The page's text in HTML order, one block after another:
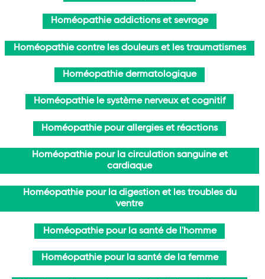
Homéopathie addictions et sevrage
Homéopathie contre les douleurs et les traumatismes
Homéopathie dermatologique
Homéopathie le système nerveux et cognitif
Homéopathie pour allergies et réactions
Homéopathie pour la circulation sanguine et
cardiaque
Homéopathie pour la digestion et les troubles du
ventre
Homéopathie pour la santé de l'homme
Homéopathie pour la santé de la femme